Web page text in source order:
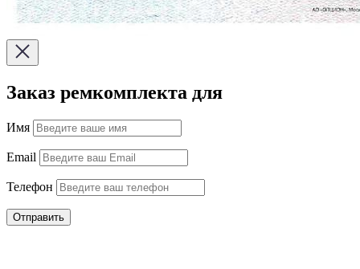
Заказ ремкомплекта для
Имя
Email
Телефон
Отправить